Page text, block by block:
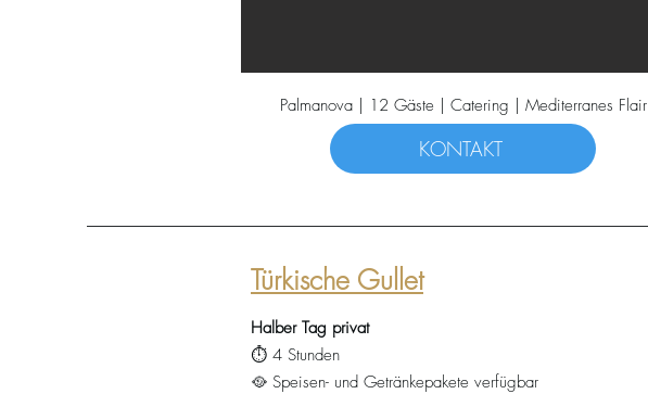
Palmanova | 12 Gäste | Catering | Mediterranes Flair
KONTAKT
Türkische Gullet
Halber Tag privat
⏱️ 4 Stunden
🥘 Speisen- und Getränkepakete verfügbar